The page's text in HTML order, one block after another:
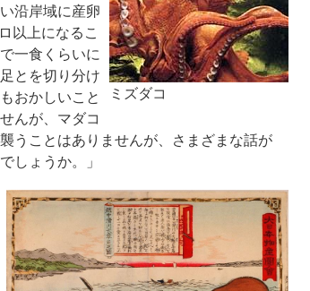
ミズダコ
沿岸域に産卵
以上になるこ
一食くらいに
とを切り分け
おかしいこと
んが、マダコ
うことはありませんが、さまざまな話が
しょうか。」